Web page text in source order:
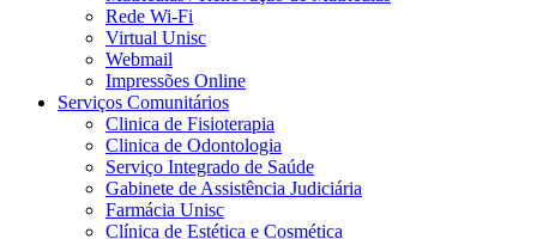
Rede Wi-Fi
Virtual Unisc
Webmail
Impressões Online
Serviços Comunitários
Clinica de Fisioterapia
Clinica de Odontologia
Serviço Integrado de Saúde
Gabinete de Assistência Judiciária
Farmácia Unisc
Clínica de Estética e Cosmética